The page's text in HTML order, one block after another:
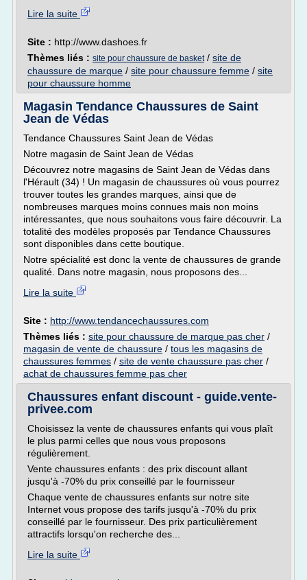
Lire la suite
Site : http://www.dashoes.fr
Thèmes liés : site pour chaussure de basket/ site de
chaussure de marque / site pour chaussure femme / site
pour chaussure homme
Magasin Tendance Chaussures de Saint
Jean de Védas
Tendance Chaussures Saint Jean de Védas
Notre magasin de Saint Jean de Védas
Découvrez notre magasins de Saint Jean de Védas dans
l'Hérault (34) ! Un magasin de chaussures où vous pourrez
trouver toutes les grandes marques, ainsi que de
nombreuses marques moins connues mais non moins
intéressantes, que nous souhaitons vous faire découvrir. La
totalité des modèles proposés par Tendance Chaussures
sont disponibles dans cette boutique.
Notre spécialité est donc la vente de chaussures de grande
qualité. Dans notre magasin, nous proposons des...
Lire la suite
Site : http://www.tendancechaussures.com
Thèmes liés : site pour chaussure de marque pas cher /
magasin de vente de chaussure / tous les magasins de
chaussures femmes / site de vente chaussure pas cher /
achat de chaussures femme pas cher
Chaussures enfant discount - guide.vente-
privee.com
Choisissez la vente de chaussures enfants qui vous plaît
le plus parmi celles que nous vous proposons
régulièrement.
Vente chaussures enfants : des prix discount allant
jusqu'à -70% du prix conseillé par le fournisseur
Chaque vente de chaussures enfants sur notre site
Internet vous propose des tarifs jusqu'à -70% du prix
conseillé par le fournisseur. Des prix particulièrement
attractifs lorsqu'on recherche des...
Lire la suite